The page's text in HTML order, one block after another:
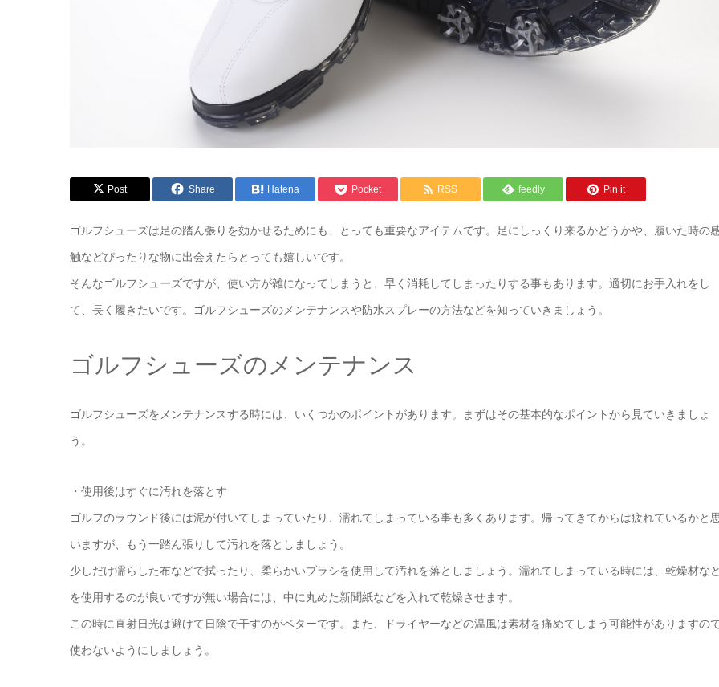
Post Share Hatena Pocket RSS feedly Pin it
ゴルフシューズは足の踏ん張りを効かせるためにも、とっても重要なアイテムです。足にしっくり来るかどうかや、履いた時の
触などぴったりな物に出会えたらとっても嬉しいです。
そんなゴルフシューズですが、使い方が雑になってしまうと、早く消耗してしまったりする事もあります。適切にお手入れをし
て、長く履きたいです。ゴルフシューズのメンテナンスや防水スプレーの方法などを知っていきましょう。
ゴルフシューズのメンテナンス
ゴルフシューズをメンテナンスする時には、いくつかのポイントがあります。まずはその基本的なポイントから見ていきましょ
う。
・使用後はすぐに汚れを落とす
ゴルフのラウンド後には泥が付いてしまっていたり、濡れてしまっている事も多くあります。帰ってきてからは疲れているかと
いますが、もう一踏ん張りして汚れを落としましょう。
少しだけ濡らした布などで拭ったり、柔らかいブラシを使用して汚れを落としましょう。濡れてしまっている時には、乾燥材な
を使用するのが良いですが無い場合には、中に丸めた新聞紙などを入れて乾燥させます。
この時に直射日光は避けて日陰で干すのがベターです。また、ドライヤーなどの温風は素材を痛めてしまう可能性がありますの
使わないようにしましょう。